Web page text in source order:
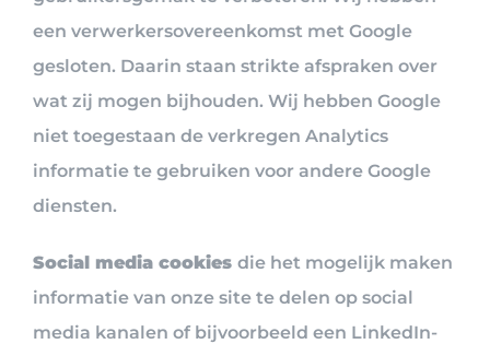
een verwerkersovereenkomst met Google
gesloten. Daarin staan strikte afspraken over
wat zij mogen bijhouden. Wij hebben Google
niet toegestaan de verkregen Analytics
informatie te gebruiken voor andere Google
diensten.
Social media cookies die het mogelijk maken
informatie van onze site te delen op social
media kanalen of bijvoorbeeld een LinkedIn-